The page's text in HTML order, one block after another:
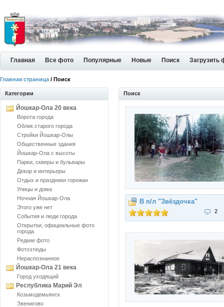
Главная Все фото Популярные Новые Поиск Загрузить
Главная страница / Поиск
Категории
Йошкар-Ола 20 века
Ворота города
Облик старого города
Стройки Йошкар-Олы
Общественные здания
Йошкар-Ола с высоты
Парки, скверы и бульвары
Декор и интерьеры
Отдых и праздники горожан
Улицы и дома
Ночная Йошкар-Ола
Этого уже нет
События и люди города
Открытки, официальные фото
города
Редкие фото
Фотоэтюды
Нераспознанное
Йошкар-Ола 21 века
Город уходящий
Республика Марий Эл
Козьмодемьянск
Звенигово
Поиск
В п/л "Звёздочка"
2